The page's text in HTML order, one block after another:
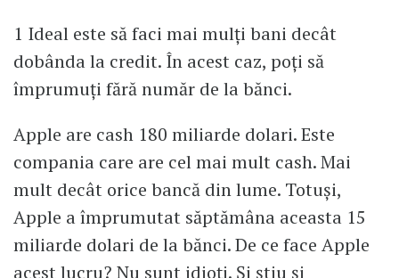
1 Ideal este să faci mai mulți bani decât
dobânda la credit. În acest caz, poți să
împrumuți fără număr de la bănci.
Apple are cash 180 miliarde dolari. Este
compania care are cel mai mult cash. Mai
mult decât orice bancă din lume. Totuși,
Apple a împrumutat săptămâna aceasta 15
miliarde dolari de la bănci. De ce face Apple
acest lucru? Nu sunt idioți. Și știu și